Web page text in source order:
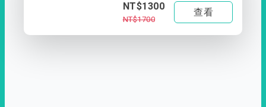
NT$1300
NT$1700
查看